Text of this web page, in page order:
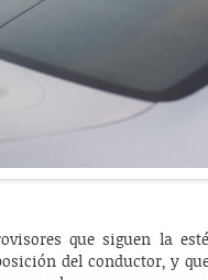
que siguen la
del conductor, y